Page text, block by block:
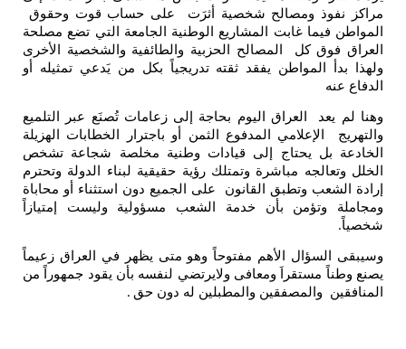
مراكز نفوذ ومصالح شخصية أثرَت على حساب قوت وحقوق
المواطن فيما غابت المشاريع الوطنية الجامعة التي تضع مصلحة
العراق فوق كل المصالح الحزبية والطائفية والشخصية الأخرى
ولهذا بدأ المواطن يفقد ثقته تدريجياً بكل من يَدعي تمثيله أو
الدفاع عنه
وهنا لم يعد العراق اليوم بحاجة إلى زعامات تُصنَع عبر التلميع
والتهريج الإعلامي المدفوع الثمن أو باجترار الخطابات الهزيلة
الخادعة بل يحتاج إلى قيادات وطنية مخلصة شجاعة تشخص
الخلل وتعالجه مباشرة وتمتلك رؤية حقيقية لبناء الدولة وتحترم
إرادة الشعب وتطبق القانون على الجميع دون استثناء أو محاباة
ومجاملة وتؤمن بأن خدمة الشعب مسؤولية وليست إمتيازاً
شخصياً.
وسيبقى السؤال الأهم مفتوحاً وهو متى يظهر في العراق زعيماً
يصنع وطناً مستقراَ ومعافى ولايرتضي لنفسه بأن يقود جمهوراً من
المنافقين والمصفقين والمطبلين له دون حق .